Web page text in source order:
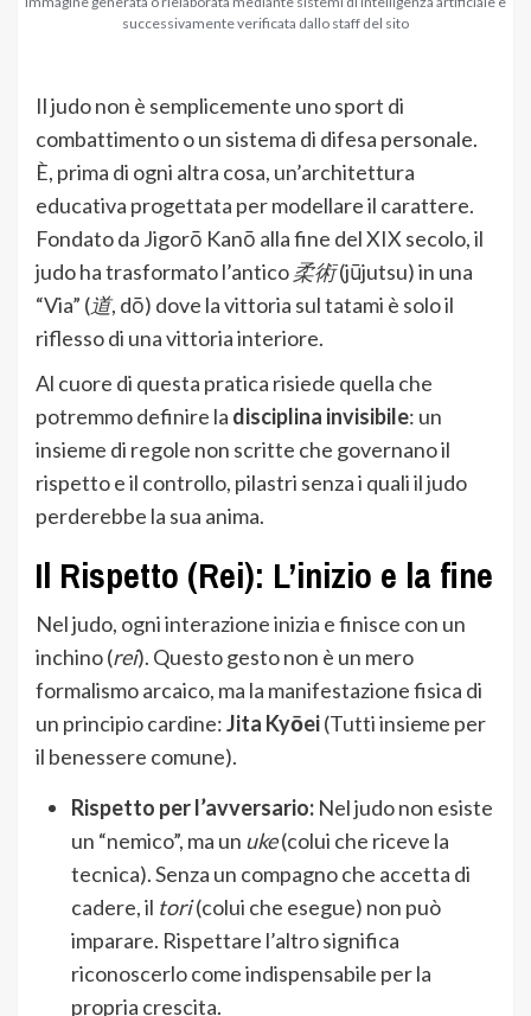
successivamente verificata dallo staff del sito
Il judo non è semplicemente uno sport di
combattimento o un sistema di difesa personale.
È, prima di ogni altra cosa, un’architettura
educativa progettata per modellare il carattere.
Fondato da Jigorō Kanō alla fine del XIX secolo, il
judo ha trasformato l’antico柔術(jūjutsu) in una
“Via” (道, dō) dove la vittoria sul tatami è solo il
riflesso di una vittoria interiore.
Al cuore di questa pratica risiede quella che
potremmo definire la disciplina invisibile: un
insieme di regole non scritte che governano il
rispetto e il controllo, pilastri senza i quali il judo
perderebbe la sua anima.
Il Rispetto (Rei): L’inizio e la fine
Nel judo, ogni interazione inizia e finisce con un
inchino (rei). Questo gesto non è un mero
formalismo arcaico, ma la manifestazione fisica di
un principio cardine:Jita Kyōei(Tutti insieme per
il benessere comune).
Rispetto per l’avversario: Nel judo non esiste
un “nemico”, ma un uke(colui che riceve la
tecnica). Senza un compagno che accetta di
cadere, il tori(colui che esegue) non può
imparare. Rispettare l’altro significa
riconoscerlo come indispensabile per la
propria crescita.